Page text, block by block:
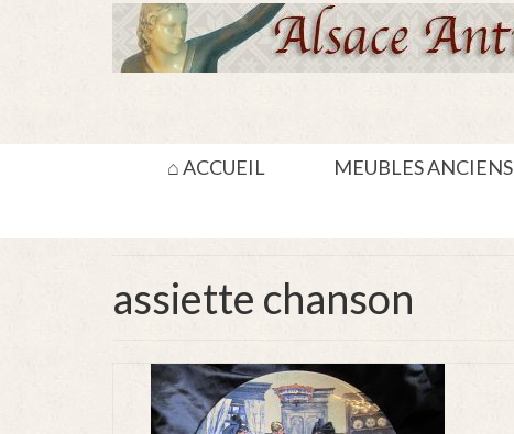
⌂ ACCUEIL MEUBLES ANCIENS
assiette chanson